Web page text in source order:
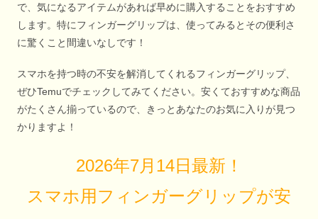
で、気になるアイテムがあれば早めに購入することをおすすめ
します。特にフィンガーグリップは、使ってみるとその便利さ
に驚くこと間違いなしです！
スマホを持つ時の不安を解消してくれるフィンガーグリップ、
ぜひTemuでチェックしてみてください。安くておすすめな商品
がたくさん揃っているので、きっとあなたのお気に入りが見つ
かりますよ！
2026年7月14日最新！
スマホ用フィンガーグリップが安